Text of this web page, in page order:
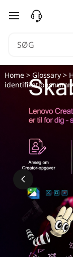
H
d
spring til
Home> Glossary>